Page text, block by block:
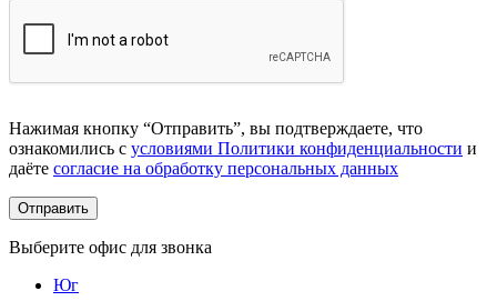
Нажимая кнопку “Отправить”, вы подтверждаете, что
ознакомились с условиями Политики конфиденциальности и
даёте согласие на обработку персональных данных
Выберите офис для звонка
Юг